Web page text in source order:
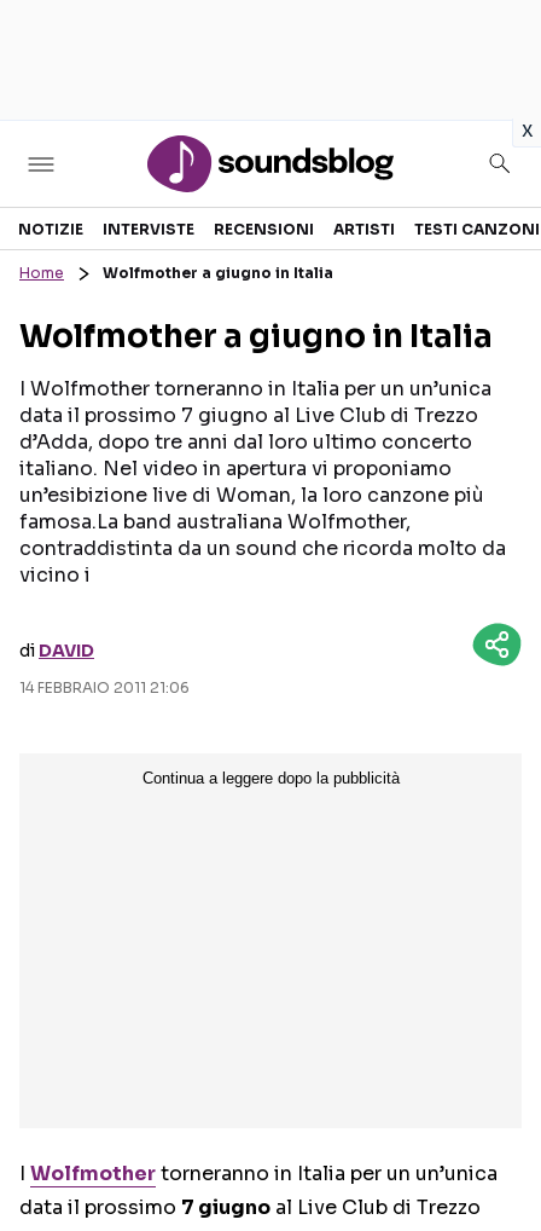
x
Sezioni
RECENSIONI MUSICALI
INTERVISTE
GOSSIP E CURIOSITÀ
TESTI CANZONI
TOUR ED EVENTI
TALENT SHOW
NOTIZIE INTERVISTE RECENSIONI ARTISTI TESTI CANZONI
Home Wolfmother a giugno in Italia
Wolfmother a giugno in Italia
I Wolfmother torneranno in Italia per un un’unica
data il prossimo 7 giugno al Live Club di Trezzo
d’Adda, dopo tre anni dal loro ultimo concerto
italiano. Nel video in apertura vi proponiamo
un’esibizione live di Woman, la loro canzone più
famosa.La band australiana Wolfmother,
contraddistinta da un sound che ricorda molto da
vicino i
di DAVID
14 FEBBRAIO 2011 21:06
I Wolfmothertorneranno in Italia per un un’unica
data il prossimo 7 giugno al Live Club di Trezzo